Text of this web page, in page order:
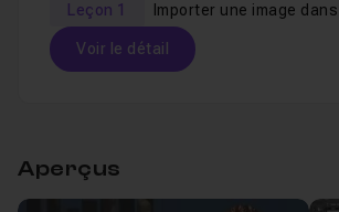
Leçon 1
Voir le détail
Aperçus